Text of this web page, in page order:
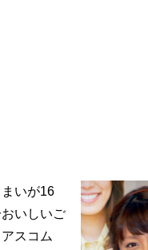
いが16
いしいご
スコム